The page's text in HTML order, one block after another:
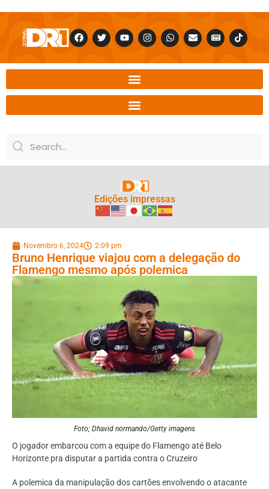
Edições impressas
Novembro 6, 2024 2:09 pm
Bruno Henrique viajou com a delegação do
Flamengo mesmo após polemica
Foto; Dhavid normando/Getty imagens
O jogador embarcou com a equipe do Flamengo até Belo
Horizonte pra disputar a partida contra o Cruzeiro
A polemica da manipulação dos cartões envolvendo o atacante